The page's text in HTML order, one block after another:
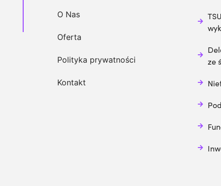
O Nas
Oferta
Polityka prywatności
Kontakt
ze